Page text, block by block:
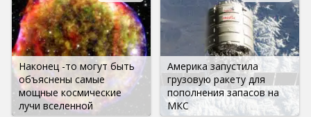
Наконец -то могут быть
объяснены самые
мощные космические
лучи вселенной
Америка запустила
грузовую ракету для
пополнения запасов на
МКС